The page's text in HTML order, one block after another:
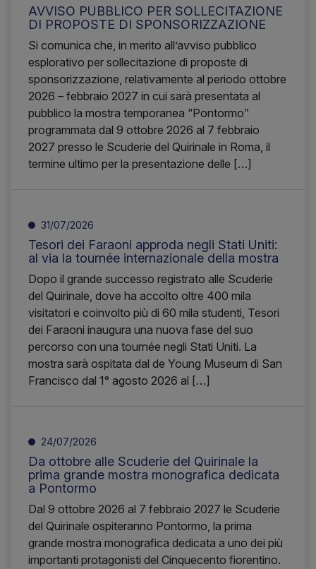
AVVISO PUBBLICO PER SOLLECITAZIONE
DI PROPOSTE DI SPONSORIZZAZIONE
Si comunica che, in merito all’avviso pubblico
esplorativo per sollecitazione di proposte di
sponsorizzazione, relativamente al periodo ottobre
2026 – febbraio 2027 in cui sarà presentata al
pubblico la mostra temporanea “Pontormo”
programmata dal 9 ottobre 2026 al 7 febbraio
2027 presso le Scuderie del Quirinale in Roma, il
termine ultimo per la presentazione delle […]
31/07/2026
Tesori dei Faraoni approda negli Stati Uniti:
al via la tournée internazionale della mostra
Dopo il grande successo registrato alle Scuderie
del Quirinale, dove ha accolto oltre 400 mila
visitatori e coinvolto più di 60 mila studenti, Tesori
dei Faraoni inaugura una nuova fase del suo
percorso con una tournée negli Stati Uniti. La
mostra sarà ospitata dal de Young Museum di San
Francisco dal 1° agosto 2026 al […]
24/07/2026
Da ottobre alle Scuderie del Quirinale la
prima grande mostra monografica dedicata
a Pontormo
Dal 9 ottobre 2026 al 7 febbraio 2027 le Scuderie
del Quirinale ospiteranno Pontormo, la prima
grande mostra monografica dedicata a uno dei più
importanti protagonisti del Cinquecento fiorentino.